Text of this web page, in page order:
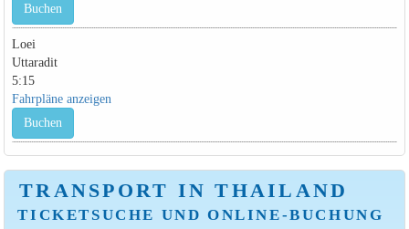
Buchen
Loei
Uttaradit
5:15
Fahrpläne anzeigen
Buchen
TRANSPORT IN THAILAND
TICKETSUCHE UND ONLINE-BUCHUNG